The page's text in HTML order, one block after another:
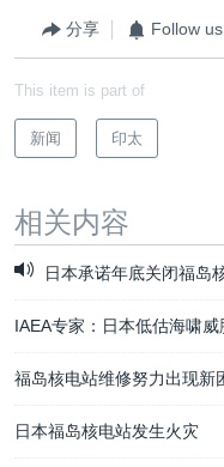
分享 Follow us
This item is part of
新闻 印太
相关内容
日本承诺年底关闭福岛
IAEA专家：日本低估海啸威
福岛核电站维修努力出现新
日本福岛核电站发生火灾